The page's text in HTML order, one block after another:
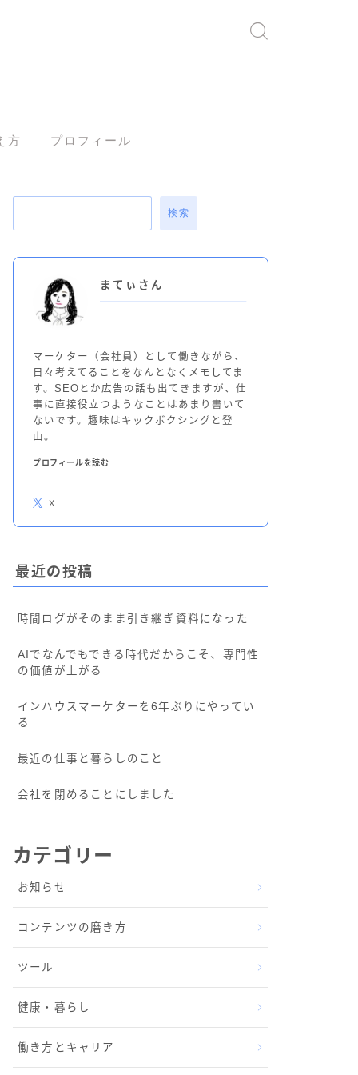
方 プロフィール
検索
まてぃさん
マーケター（会社員）として働きながら、
日々考えてることをなんとなくメモしてま
す。SEOとか広告の話も出てきますが、仕
事に直接役立つようなことはあまり書いて
ないです。趣味はキックボクシングと登
山。
プロフィールを読む
X
最近の投稿
時間ログがそのまま引き継ぎ資料になった
AIでなんでもできる時代だからこそ、専門性
の価値が上がる
インハウスマーケターを6年ぶりにやってい
る
最近の仕事と暮らしのこと
会社を閉めることにしました
カテゴリー
お知らせ
コンテンツの磨き方
ツール
健康・暮らし
働き方とキャリア